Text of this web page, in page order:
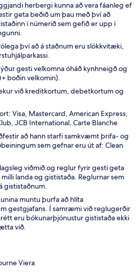
herbergi kunna að vera fáanleg ef
geta beðið um þau með því að
í númerið sem gefið er upp í
því að á staðnum eru slökkvitæki,
gesti velkomna óháð kynhneigð og
boðin velkomin).
við kreditkortum, debetkortum og
Visa, Mastercard, American Express,
JCB International, Carte Blanche
að hann starfi samkvæmt þrifa- og
sem gefnar eru út af: Clean
viðmið og reglur fyrir gesti geta
landa og gististaða. Reglurnar sem
gististaðnum.
muntu þurfa að hlíta
gestgjafans. Í samræmi við reglugerðir
eru bókunarþjónustur gististaða ekki
við.
Viera